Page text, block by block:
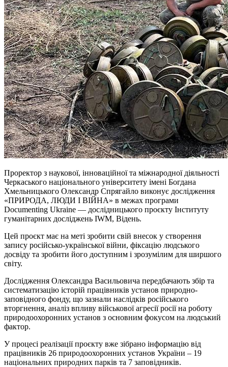
Проректор з наукової, інноваційної та міжнародної діяльності
Черкаського національного університету імені Богдана
Хмельницького Олександр Спрягайло виконує дослідження
«ПРИРОДА, ЛЮДИ І ВІЙНА» в межах програми
Documenting Ukraine — дослідницького проєкту Інституту
гуманітарних досліджень IWM, Відень.
Цей проєкт має на меті зробити свій внесок у створення
запису російсько-української війни, фіксацію людського
досвіду та зробити його доступним і зрозумілим для ширшого
світу.
Дослідження Олександра Васильовича передбачають збір та
систематизацію історій працівників установ природно-
заповідного фонду, що зазнали наслідків російського
вторгнення, аналіз впливу військової агресії росії на роботу
природоохоронних установ з основним фокусом на людський
фактор.
У процесі реалізації проєкту вже зібрано інформацію від
працівників 26 природоохоронних установ України – 19
національних природних парків та 7 заповідників.